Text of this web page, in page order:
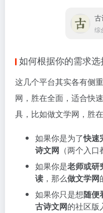
综
如何根据你的需求选
这几个平台其实各有侧
网，胜在全面，适合快
具，比如做文学网，胜
如果你是为了快速
诗文网 （两个入
如果你是老师或研
读 ，那么做文学网
如果你只是想随便
古诗文网的社区版